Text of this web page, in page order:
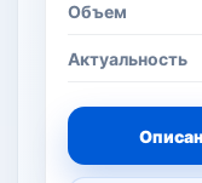
Объем
Актуальность